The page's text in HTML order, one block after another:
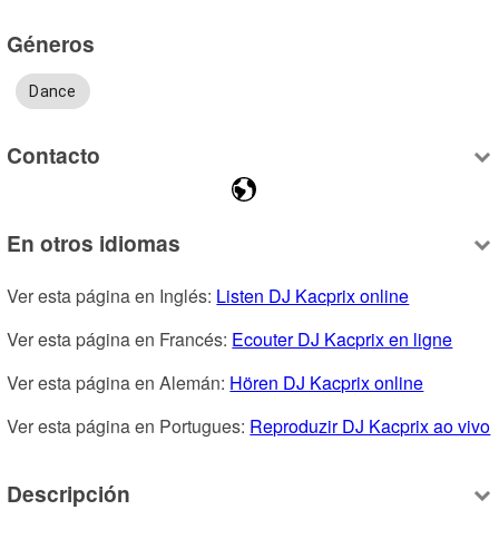
Géneros
Dance
Contacto
En otros idiomas
Ver esta página en Inglés: Listen DJ Kacprix online
Ver esta página en Francés: Ecouter DJ Kacprix en ligne
Ver esta página en Alemán: Hören DJ Kacprix online
Ver esta página en Portugues: Reproduzir DJ Kacprix ao vivo
Descripción